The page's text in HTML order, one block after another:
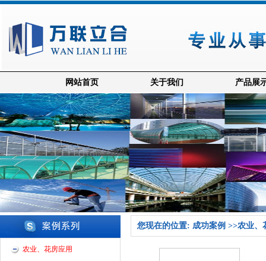
网站首页 关于我们 产品展
农业、花房应用
您现在的位置: 成功案例 >>农业、